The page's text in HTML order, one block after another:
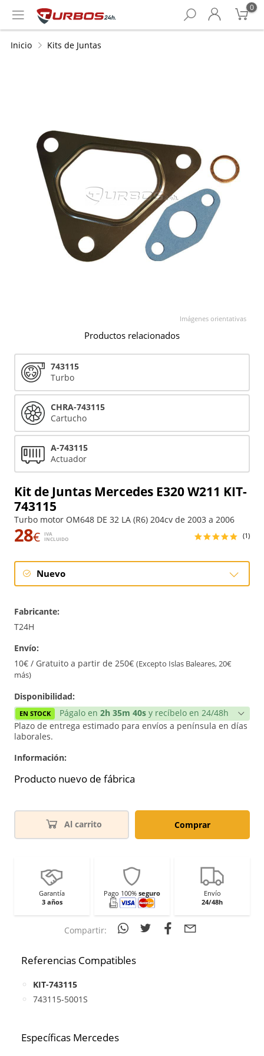
0
Inicio Kits de Juntas
Kit de Juntas Mercedes E320 W211 KIT-
743115
Turbo motor OM648 DE 32 LA (R6) 204cv de 2003 a 2006
28€
IVA
INCLUIDO
(1)
Nuevo
Fabricante:
T24H
Envío:
10€ / Gratuito a partir de 250€ (Excepto Islas Baleares, 20€
más)
Disponibilidad:
EN STOCK Págalo en 2h 35m 40s y recíbelo en 24/48h
Plazo de entrega estimado para envíos a península en días
laborales.
Información:
Producto nuevo de fábrica
Al carrito Comprar
Garantía
3 años
Pago 100% seguro
Envío
24/48h
Compartir:
Imágenes orientativas
Productos relacionados
743115
Turbo
CHRA-743115
Cartucho
A-743115
Actuador
Referencias Compatibles
KIT-743115
743115-5001S
Específicas Mercedes